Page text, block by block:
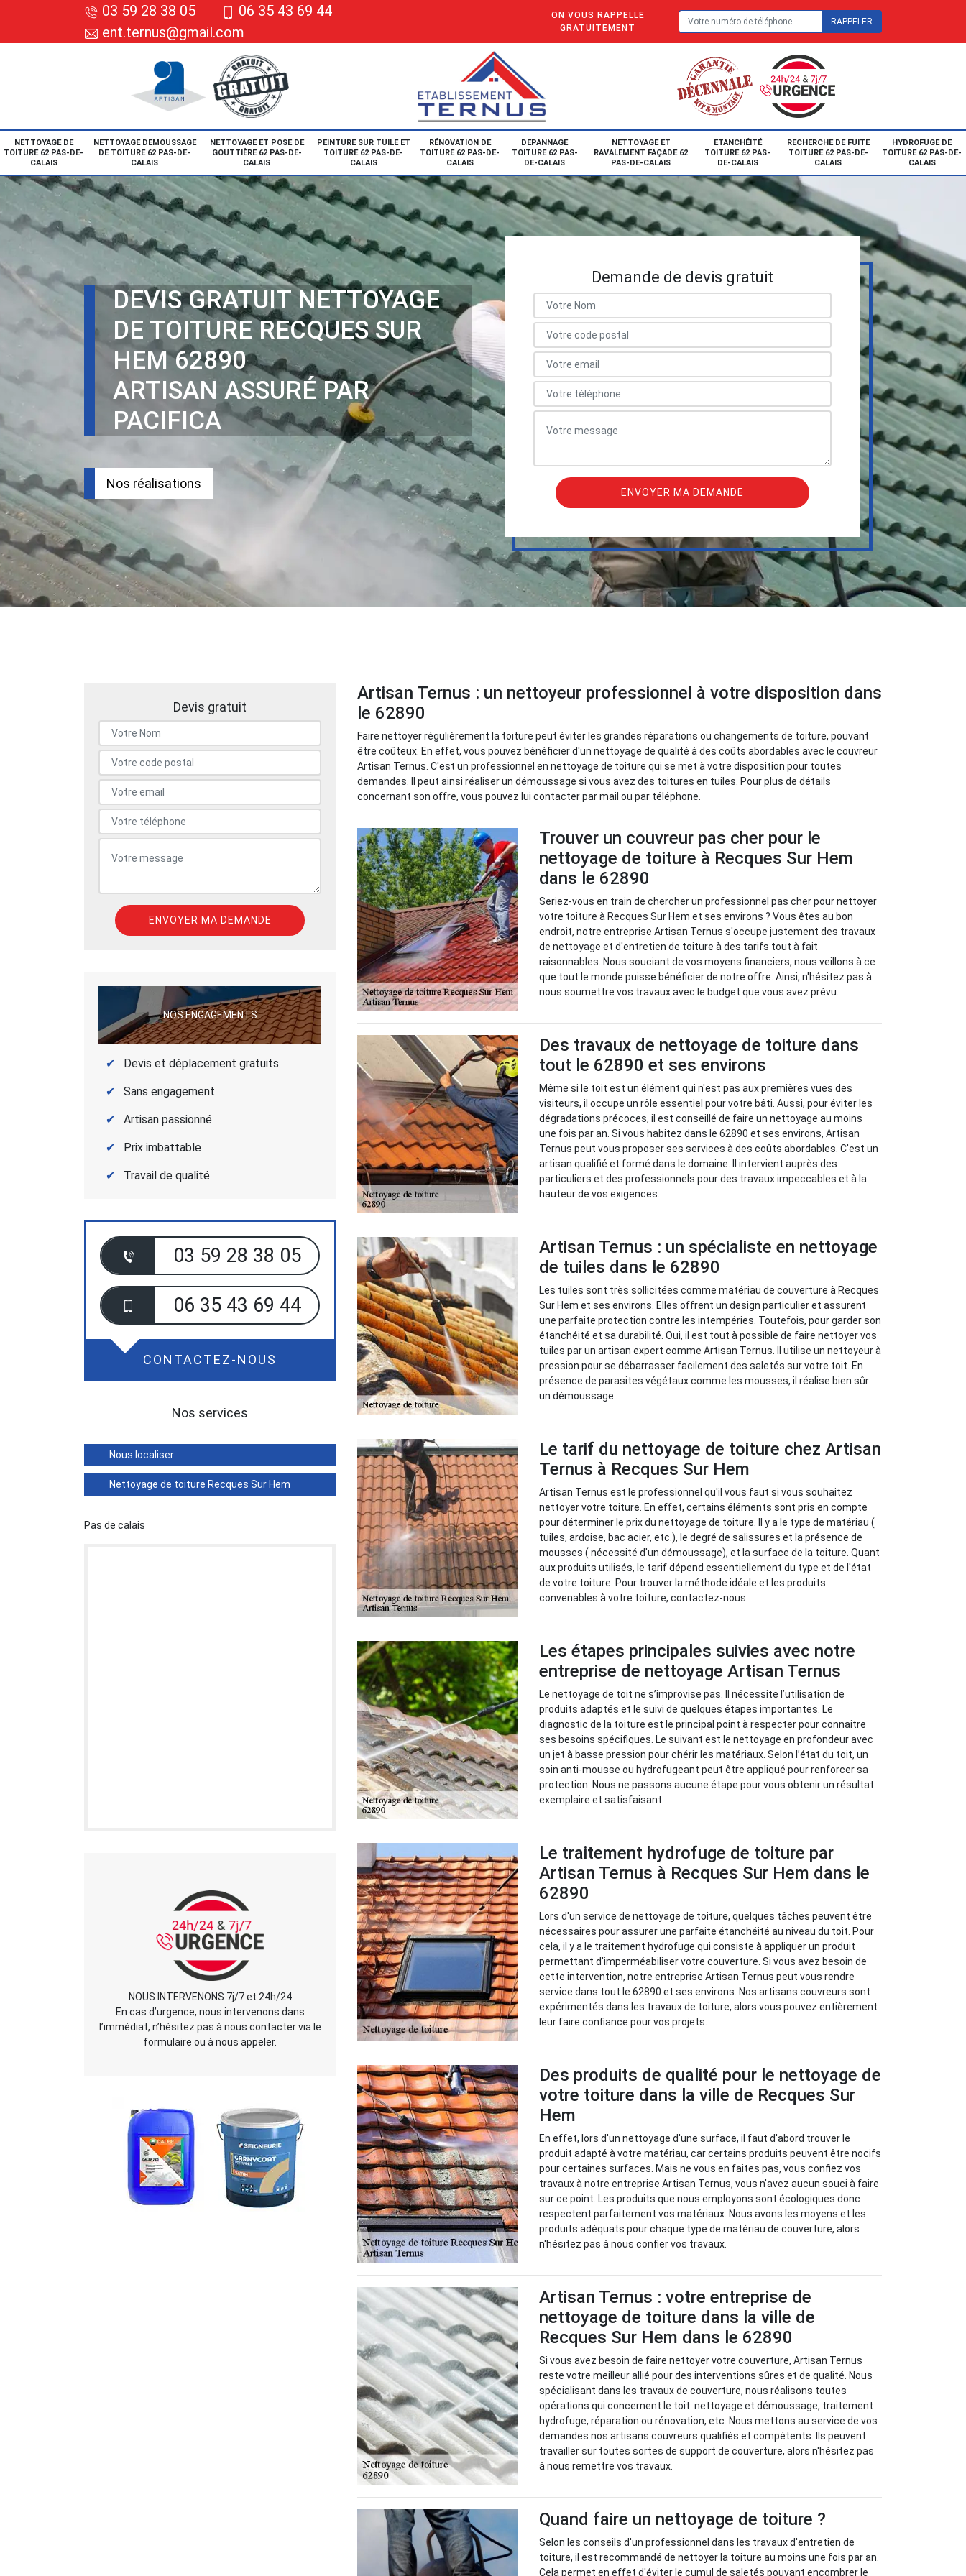
03 59 28 38 05
06 35 43 69 44
ent.ternus@gmail.com
ON VOUS RAPPELLE
GRATUITEMENT
NETTOYAGE DE
TOITURE 62 PAS-DE-
CALAIS
NETTOYAGE DEMOUSSAGE
DE TOITURE 62 PAS-DE-
CALAIS
NETTOYAGE ET POSE DE
GOUTTIÈRE 62 PAS-DE-
CALAIS
PEINTURE SUR TUILE ET
TOITURE 62 PAS-DE-
CALAIS
RÉNOVATION DE
TOITURE 62 PAS-DE-
CALAIS
DEPANNAGE
TOITURE 62 PAS-
DE-CALAIS
NETTOYAGE ET
RAVALEMENT FAÇADE 62
PAS-DE-CALAIS
ETANCHÉITÉ
TOITURE 62 PAS-
DE-CALAIS
RECHERCHE DE FUITE
TOITURE 62 PAS-DE-
CALAIS
HYDROFUGE DE
TOITURE 62 PAS-DE-
CALAIS
DEVIS GRATUIT NETTOYAGE
DE TOITURE RECQUES SUR
HEM 62890
ARTISAN ASSURÉ PAR
PACIFICA
Nos réalisations
Demande de devis gratuit
Devis gratuit
NOS ENGAGEMENTS
Devis et déplacement gratuits
Sans engagement
Artisan passionné
Prix imbattable
Travail de qualité
03 59 28 38 05
06 35 43 69 44
CONTACTEZ-NOUS
Nos services
Nous localiser
Nettoyage de toiture Recques Sur Hem
Pas de calais
NOUS INTERVENONS 7j/7 et 24h/24
En cas d’urgence, nous intervenons dans
l’immédiat, n’hésitez pas à nous contacter via le
formulaire ou à nous appeler.
Artisan Ternus : un nettoyeur professionnel à votre disposition dans
le 62890
Faire nettoyer régulièrement la toiture peut éviter les grandes réparations ou changements de toiture, pouvant
être coûteux. En effet, vous pouvez bénéficier d'un nettoyage de qualité à des coûts abordables avec le couvreur
Artisan Ternus. C'est un professionnel en nettoyage de toiture qui se met à votre disposition pour toutes
demandes. Il peut ainsi réaliser un démoussage si vous avez des toitures en tuiles. Pour plus de détails
concernant son offre, vous pouvez lui contacter par mail ou par téléphone.
Trouver un couvreur pas cher pour le
nettoyage de toiture à Recques Sur Hem
dans le 62890
Seriez-vous en train de chercher un professionnel pas cher pour nettoyer
votre toiture à Recques Sur Hem et ses environs ? Vous êtes au bon
endroit, notre entreprise Artisan Ternus s'occupe justement des travaux
de nettoyage et d'entretien de toiture à des tarifs tout à fait
raisonnables. Nous souciant de vos moyens financiers, nous veillons à ce
que tout le monde puisse bénéficier de notre offre. Ainsi, n'hésitez pas à
nous soumettre vos travaux avec le budget que vous avez prévu.
Des travaux de nettoyage de toiture dans
tout le 62890 et ses environs
Même si le toit est un élément qui n'est pas aux premières vues des
visiteurs, il occupe un rôle essentiel pour votre bâti. Aussi, pour éviter les
dégradations précoces, il est conseillé de faire un nettoyage au moins
une fois par an. Si vous habitez dans le 62890 et ses environs, Artisan
Ternus peut vous proposer ses services à des coûts abordables. C'est un
artisan qualifié et formé dans le domaine. Il intervient auprès des
particuliers et des professionnels pour des travaux impeccables et à la
hauteur de vos exigences.
Artisan Ternus : un spécialiste en nettoyage
de tuiles dans le 62890
Les tuiles sont très sollicitées comme matériau de couverture à Recques
Sur Hem et ses environs. Elles offrent un design particulier et assurent
une parfaite protection contre les intempéries. Toutefois, pour garder son
étanchéité et sa durabilité. Oui, il est tout à possible de faire nettoyer vos
tuiles par un artisan expert comme Artisan Ternus. Il utilise un nettoyeur à
pression pour se débarrasser facilement des saletés sur votre toit. En
présence de parasites végétaux comme les mousses, il réalise bien sûr
un démoussage.
Le tarif du nettoyage de toiture chez Artisan
Ternus à Recques Sur Hem
Artisan Ternus est le professionnel qu'il vous faut si vous souhaitez
nettoyer votre toiture. En effet, certains éléments sont pris en compte
pour déterminer le prix du nettoyage de toiture. Il y a le type de matériau (
tuiles, ardoise, bac acier, etc.), le degré de salissures et la présence de
mousses ( nécessité d'un démoussage), et la surface de la toiture. Quant
aux produits utilisés, le tarif dépend essentiellement du type et de l'état
de votre toiture. Pour trouver la méthode idéale et les produits
convenables à votre toiture, contactez-nous.
Les étapes principales suivies avec notre
entreprise de nettoyage Artisan Ternus
Le nettoyage de toit ne s’improvise pas. Il nécessite l’utilisation de
produits adaptés et le suivi de quelques étapes importantes. Le
diagnostic de la toiture est le principal point à respecter pour connaitre
ses besoins spécifiques. Le suivant est le nettoyage en profondeur avec
un jet à basse pression pour chérir les matériaux. Selon l’état du toit, un
soin anti-mousse ou hydrofugeant peut être appliqué pour renforcer sa
protection. Nous ne passons aucune étape pour vous obtenir un résultat
exemplaire et satisfaisant.
Le traitement hydrofuge de toiture par
Artisan Ternus à Recques Sur Hem dans le
62890
Lors d'un service de nettoyage de toiture, quelques tâches peuvent être
nécessaires pour assurer une parfaite étanchéité au niveau du toit. Pour
cela, il y a le traitement hydrofuge qui consiste à appliquer un produit
permettant d'imperméabiliser votre couverture. Si vous avez besoin de
cette intervention, notre entreprise Artisan Ternus peut vous rendre
service dans tout le 62890 et ses environs. Nos artisans couvreurs sont
expérimentés dans les travaux de toiture, alors vous pouvez entièrement
leur faire confiance pour vos projets.
Des produits de qualité pour le nettoyage de
votre toiture dans la ville de Recques Sur
Hem
En effet, lors d'un nettoyage d'une surface, il faut d'abord trouver le
produit adapté à votre matériau, car certains produits peuvent être nocifs
pour certaines surfaces. Mais ne vous en faites pas, vous confiez vos
travaux à notre entreprise Artisan Ternus, vous n'avez aucun souci à faire
sur ce point. Les produits que nous employons sont écologiques donc
respectent parfaitement vos matériaux. Nous avons les moyens et les
produits adéquats pour chaque type de matériau de couverture, alors
n'hésitez pas à nous confier vos travaux.
Artisan Ternus : votre entreprise de
nettoyage de toiture dans la ville de
Recques Sur Hem dans le 62890
Si vous avez besoin de faire nettoyer votre couverture, Artisan Ternus
reste votre meilleur allié pour des interventions sûres et de qualité. Nous
spécialisant dans les travaux de couverture, nous réalisons toutes
opérations qui concernent le toit: nettoyage et démoussage, traitement
hydrofuge, réparation ou rénovation, etc. Nous mettons au service de vos
demandes nos artisans couvreurs qualifiés et compétents. Ils peuvent
travailler sur toutes sortes de support de couverture, alors n'hésitez pas
à nous remettre vos travaux.
Quand faire un nettoyage de toiture ?
Selon les conseils d'un professionnel dans les travaux d'entretien de
toiture, il est recommandé de nettoyer la toiture au moins une fois par an.
Cela permet en effet d'éviter le cumul de saletés pouvant encombrer le